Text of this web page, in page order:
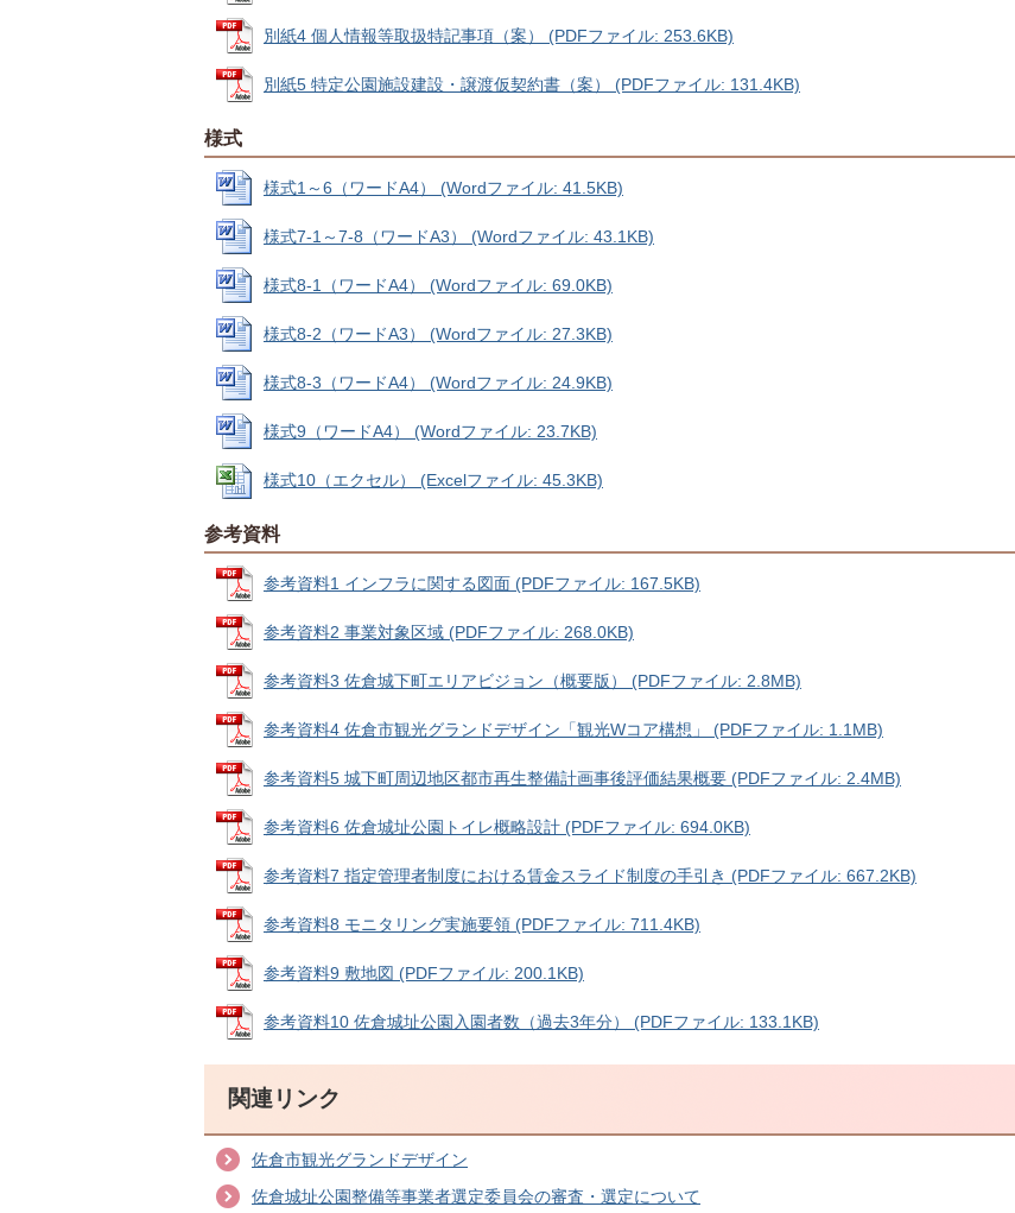
別紙4 個人情報等取扱特記事項（案） (PDFファイル: 253.6KB)
別紙5 特定公園施設建設・譲渡仮契約書（案） (PDFファイル: 131.4KB)
様式
様式1～6（ワードA4） (Wordファイル: 41.5KB)
様式7-1～7-8（ワードA3） (Wordファイル: 43.1KB)
様式8-1（ワードA4） (Wordファイル: 69.0KB)
様式8-2（ワードA3） (Wordファイル: 27.3KB)
様式8-3（ワードA4） (Wordファイル: 24.9KB)
様式9（ワードA4） (Wordファイル: 23.7KB)
様式10（エクセル） (Excelファイル: 45.3KB)
参考資料
参考資料1 インフラに関する図面 (PDFファイル: 167.5KB)
参考資料2 事業対象区域 (PDFファイル: 268.0KB)
参考資料3 佐倉城下町エリアビジョン（概要版） (PDFファイル: 2.8MB)
参考資料4 佐倉市観光グランドデザイン「観光Wコア構想」 (PDFファイル: 1.1MB)
参考資料5 城下町周辺地区都市再生整備計画事後評価結果概要 (PDFファイル: 2.4MB)
参考資料6 佐倉城址公園トイレ概略設計 (PDFファイル: 694.0KB)
参考資料7 指定管理者制度における賃金スライド制度の手引き (PDFファイル: 667.2KB)
参考資料8 モニタリング実施要領 (PDFファイル: 711.4KB)
参考資料9 敷地図 (PDFファイル: 200.1KB)
参考資料10 佐倉城址公園入園者数（過去3年分） (PDFファイル: 133.1KB)
関連リンク
佐倉市観光グランドデザイン
佐倉城址公園整備等事業者選定委員会の審査・選定について